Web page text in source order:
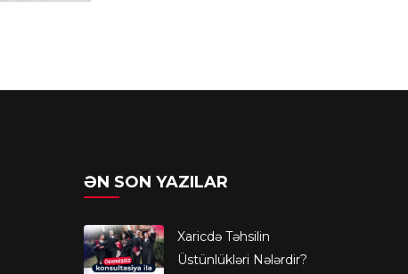
ƏN SON YAZILAR
Xaricdə Təhsilin
Üstünlükləri Nələrdir?